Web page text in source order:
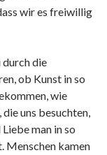
wir es freiwillig
die
ob Kunst in so
wie
uns besuchten,
man in so
Menschen kamen